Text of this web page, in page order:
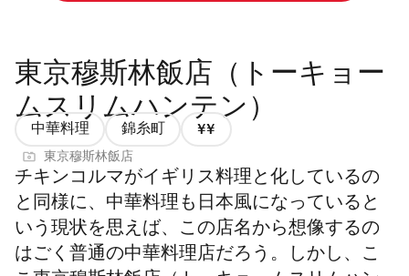
東京穆斯林飯店（トーキョー
ムスリムハンテン）
中華料理 錦糸町
価
2/4
東京穆斯林飯店
チキンコルマがイギリス料理と化しているの
と同様に、中華料理も日本風になっていると
いう現状を思えば、この店名から想像するの
はごく普通の中華料理店だろう。しかし、こ